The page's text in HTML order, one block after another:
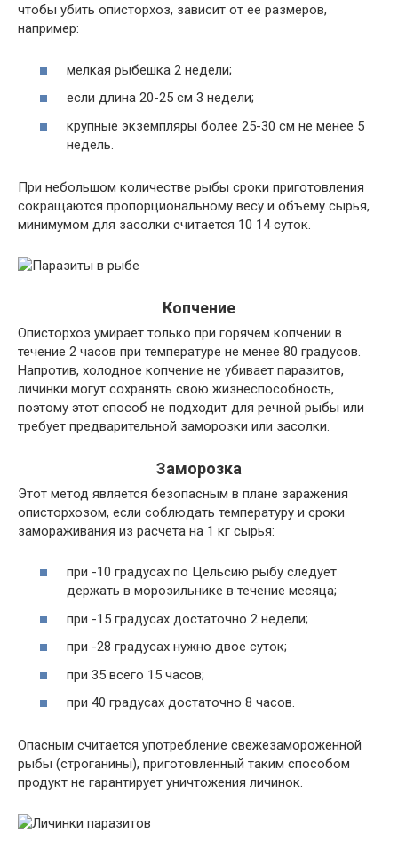
чтобы убить описторхоз, зависит от ее размеров,
например:
мелкая рыбешка 2 недели;
если длина 20-25 см 3 недели;
крупные экземпляры более 25-30 см не менее 5
недель.
При небольшом количестве рыбы сроки приготовления
сокращаются пропорциональному весу и объему сырья,
минимумом для засолки считается 10 14 суток.
Копчение
Описторхоз умирает только при горячем копчении в
течение 2 часов при температуре не менее 80 градусов.
Напротив, холодное копчение не убивает паразитов,
личинки могут сохранять свою жизнеспособность,
поэтому этот способ не подходит для речной рыбы или
требует предварительной заморозки или засолки.
Заморозка
Этот метод является безопасным в плане заражения
описторхозом, если соблюдать температуру и сроки
замораживания из расчета на 1 кг сырья:
при -10 градусах по Цельсию рыбу следует
держать в морозильнике в течение месяца;
при -15 градусах достаточно 2 недели;
при -28 градусах нужно двое суток;
при 35 всего 15 часов;
при 40 градусах достаточно 8 часов.
Опасным считается употребление свежезамороженной
рыбы (строганины), приготовленный таким способом
продукт не гарантирует уничтожения личинок.